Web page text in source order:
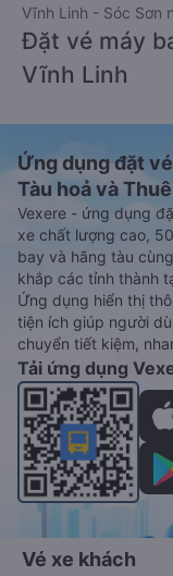
Vĩnh Linh - Sóc Sơn
Đặt vé máy
Vĩnh Linh
Ứng dụng đặt
Tàu hoả và
Vexere - ứng dụng
xe chất lượng cao,
bay và hãng tàu
khắp các tỉnh thành
Ứng dụng hiển thị
tiện ích giúp người
chuyển tiết kiệm,
Tải ứng dụng
Vé xe khách